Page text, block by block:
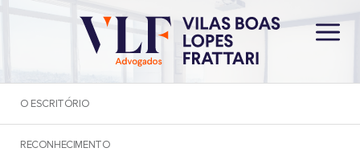
O ESCRITÓRIO
RECONHECIMENTO